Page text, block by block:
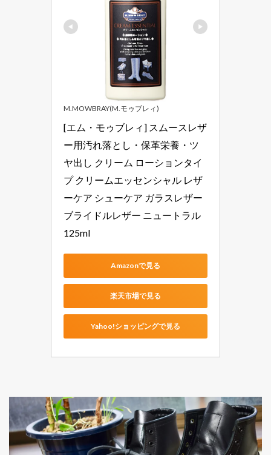
M.MOWBRAY(M.モゥブレィ)
[エム・モゥブレィ] スムースレザ
ー用汚れ落とし・保革栄養・ツ
ヤ出し クリーム ローションタイ
プ クリームエッセンシャル レザ
ーケア シューケア ガラスレザー
ブライドルレザー ニュートラル
125ml
Amazonで見る
楽天市場で見る
Yahoo!ショッピングで見る